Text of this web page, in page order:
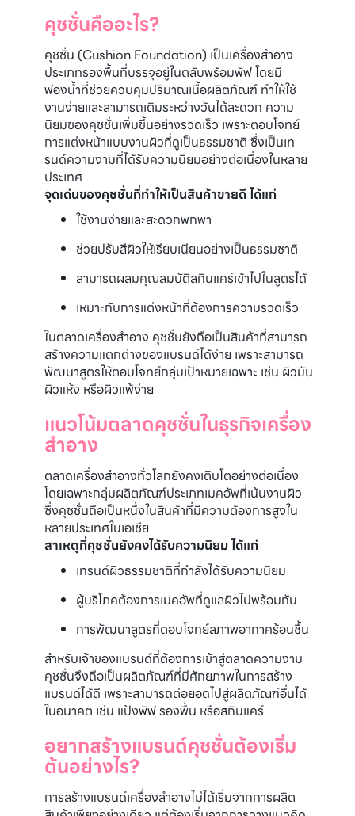
คุชชั่นคืออะไร?
คุชชั่น (Cushion Foundation) เป็นเครื่องสำอาง
ประเภทรองพื้นที่บรรจุอยู่ในตลับพร้อมพัฟ โดยมี
ฟองน้ำที่ช่วยควบคุมปริมาณเนื้อผลิตภัณฑ์ ทำให้ใช้
งานง่ายและสามารถเติมระหว่างวันได้สะดวก ความ
นิยมของคุชชั่นเพิ่มขึ้นอย่างรวดเร็ว เพราะตอบโจทย์
การแต่งหน้าแบบงานผิวที่ดูเป็นธรรมชาติ ซึ่งเป็นเท
รนด์ความงามที่ได้รับความนิยมอย่างต่อเนื่องในหลาย
ประเทศ
จุดเด่นของคุชชั่นที่ทำให้เป็นสินค้าขายดี ได้แก่
ใช้งานง่ายและสะดวกพกพา
ช่วยปรับสีผิวให้เรียบเนียนอย่างเป็นธรรมชาติ
สามารถผสมคุณสมบัติสกินแคร์เข้าไปในสูตรได้
เหมาะกับการแต่งหน้าที่ต้องการความรวดเร็ว
ในตลาดเครื่องสำอาง คุชชั่นยังถือเป็นสินค้าที่สามารถ
สร้างความแตกต่างของแบรนด์ได้ง่าย เพราะสามารถ
พัฒนาสูตรให้ตอบโจทย์กลุ่มเป้าหมายเฉพาะ เช่น ผิวมัน
ผิวแห้ง หรือผิวแพ้ง่าย
แนวโน้มตลาดคุชชั่นในธุรกิจเครื่อง
สำอาง
ตลาดเครื่องสำอางทั่วโลกยังคงเติบโตอย่างต่อเนื่อง
โดยเฉพาะกลุ่มผลิตภัณฑ์ประเภทเมคอัพที่เน้นงานผิว
ซึ่งคุชชั่นถือเป็นหนึ่งในสินค้าที่มีความต้องการสูงใน
หลายประเทศในเอเชีย
สาเหตุที่คุชชั่นยังคงได้รับความนิยม ได้แก่
เทรนด์ผิวธรรมชาติที่กำลังได้รับความนิยม
ผู้บริโภคต้องการเมคอัพที่ดูแลผิวไปพร้อมกัน
การพัฒนาสูตรที่ตอบโจทย์สภาพอากาศร้อนชื้น
สำหรับเจ้าของแบรนด์ที่ต้องการเข้าสู่ตลาดความงาม
คุชชั่นจึงถือเป็นผลิตภัณฑ์ที่มีศักยภาพในการสร้าง
แบรนด์ได้ดี เพราะสามารถต่อยอดไปสู่ผลิตภัณฑ์อื่นได้
ในอนาคต เช่น แป้งพัฟ รองพื้น หรือสกินแคร์
อยากสร้างแบรนด์คุชชั่นต้องเริ่ม
ต้นอย่างไร?
การสร้างแบรนด์เครื่องสำอางไม่ได้เริ่มจากการผลิต